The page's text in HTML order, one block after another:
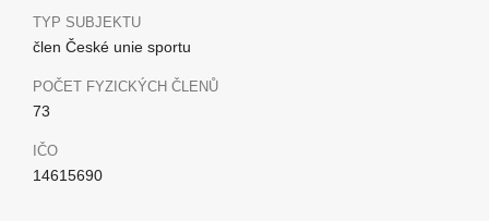
TYP SUBJEKTU
člen České unie sportu
POČET FYZICKÝCH ČLENŮ
73
IČO
14615690